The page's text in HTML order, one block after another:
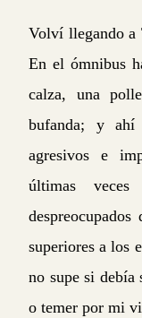
Volví llegando a
En el ómnibus
calza, una
bufanda; y ahí
agresivos e
últimas
superiores a los
no supe si debía
o temer por mi